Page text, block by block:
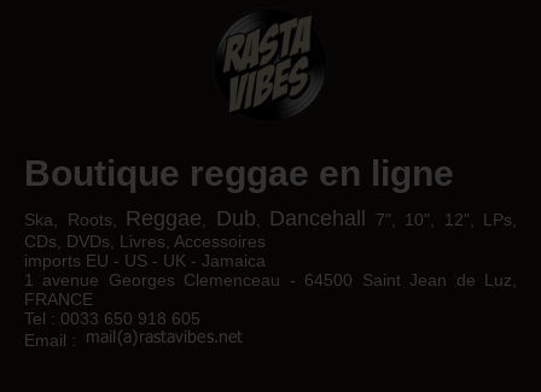
Boutique reggae en ligne
Ska, Roots, Reggae Dub Dancehall
7", 10", 12", LPs,
CDs, DVDs, Livres, Accessoires
imports EU - US - UK - Jamaica
1 avenue Georges Clemenceau - 64500 Saint Jean de Luz,
FRANCE
Tel : 0033 650 918 605
Email :